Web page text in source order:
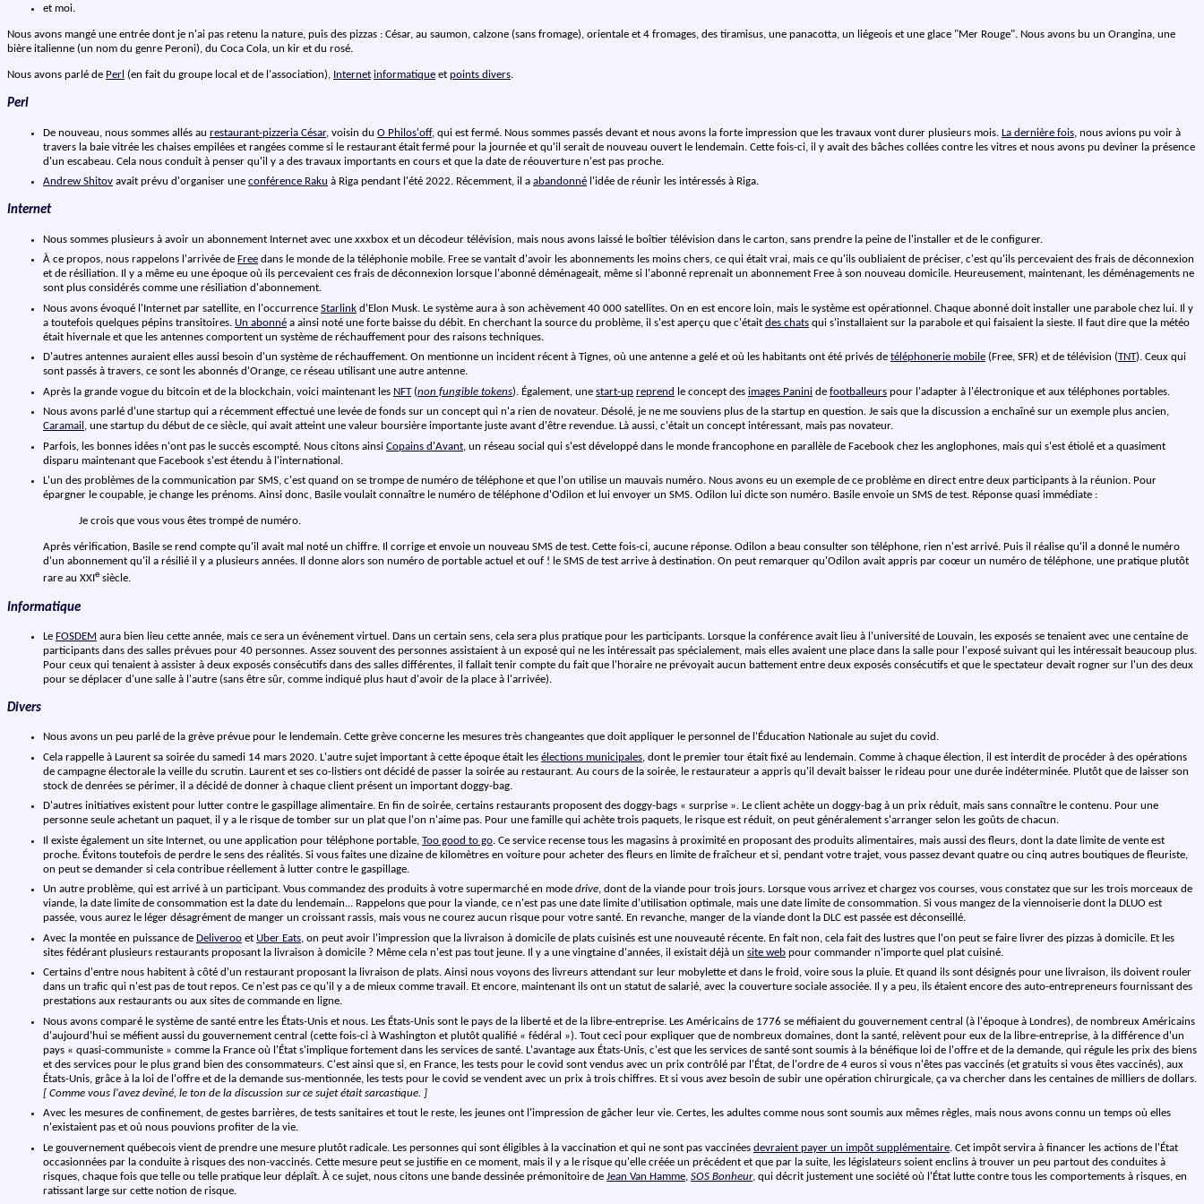
et moi.
Nous avons mangé une entrée dont je n'ai pas retenu la nature, puis des pizzas : César, au saumon, calzone (sans fromage), orientale et 4 fromages, des tiramisus, une panacotta, un liégeois et une glace "Mer Rouge". Nous avons bu un Orangina, une
bière italienne (un nom du genre Peroni), du Coca Cola, un kir et du rosé.
Nous avons parlé de Perl (en fait du groupe local et de l'association), Internet informatique et points divers.
Perl
De nouveau, nous sommes allés au restaurant-pizzeria César, voisin du O Philos'off, qui est fermé. Nous sommes passés devant et nous avons la forte impression que les travaux vont durer plusieurs mois. La dernière fois, nous avions pu voir à
travers la baie vitrée les chaises empilées et rangées comme si le restaurant était fermé pour la journée et qu'il serait de nouveau ouvert le lendemain. Cette fois-ci, il y avait des bâches collées contre les vitres et nous avons pu deviner la présence
d'un escabeau. Cela nous conduit à penser qu'il y a des travaux importants en cours et que la date de réouverture n'est pas proche.
Andrew Shitov avait prévu d'organiser une conférence Raku à Riga pendant l'été 2022. Récemment, il a abandonné l'idée de réunir les intéressés à Riga.
Internet
Nous sommes plusieurs à avoir un abonnement Internet avec une xxxbox et un décodeur télévision, mais nous avons laissé le boîtier télévision dans le carton, sans prendre la peine de l'installer et de le configurer.
À ce propos, nous rappelons l'arrivée de Free dans le monde de la téléphonie mobile. Free se vantait d'avoir les abonnements les moins chers, ce qui était vrai, mais ce qu'ils oubliaient de préciser, c'est qu'ils percevaient des frais de déconnexion
et de résiliation. Il y a même eu une époque où ils percevaient ces frais de déconnexion lorsque l'abonné déménageait, même si l'abonné reprenait un abonnement Free à son nouveau domicile. Heureusement, maintenant, les déménagements ne
sont plus considérés comme une résiliation d'abonnement.
Nous avons évoqué l'Internet par satellite, en l'occurrence Starlink d'Elon Musk. Le système aura à son achèvement 40 000 satellites. On en est encore loin, mais le système est opérationnel. Chaque abonné doit installer une parabole chez lui. Il y
a toutefois quelques pépins transitoires. Un abonné a ainsi noté une forte baisse du débit. En cherchant la source du problème, il s'est aperçu que c'était des chats qui s'installaient sur la parabole et qui faisaient la sieste. Il faut dire que la météo
était hivernale et que les antennes comportent un système de réchauffement pour des raisons techniques.
D'autres antennes auraient elles aussi besoin d'un système de réchauffement. On mentionne un incident récent à Tignes, où une antenne a gelé et où les habitants ont été privés de téléphonerie mobile (Free, SFR) et de télévision (TNT). Ceux qui
sont passés à travers, ce sont les abonnés d'Orange, ce réseau utilisant une autre antenne.
Après la grande vogue du bitcoin et de la blockchain, voici maintenant les NFT(non fungible tokens). Également, une start-up reprend le concept des images Panini de footballeurs pour l'adapter à l'électronique et aux téléphones portables.
Nous avons parlé d'une startup qui a récemment effectué une levée de fonds sur un concept qui n'a rien de novateur. Désolé, je ne me souviens plus de la startup en question. Je sais que la discussion a enchaîné sur un exemple plus ancien,
Caramail , une startup du début de ce siècle, qui avait atteint une valeur boursière importante juste avant d'être revendue. Là aussi, c'était un concept intéressant, mais pas novateur.
Parfois, les bonnes idées n'ont pas le succès escompté. Nous citons ainsi Copains d'Avant , un réseau social qui s'est développé dans le monde francophone en parallèle de Facebook chez les anglophones, mais qui s'est étiolé et a quasiment
disparu maintenant que Facebook s'est étendu à l'international.
L'un des problèmes de la communication par SMS, c'est quand on se trompe de numéro de téléphone et que l'on utilise un mauvais numéro. Nous avons eu un exemple de ce problème en direct entre deux participants à la réunion. Pour
épargner le coupable, je change les prénoms. Ainsi donc, Basile voulait connaître le numéro de téléphone d'Odilon et lui envoyer un SMS. Odilon lui dicte son numéro. Basile envoie un SMS de test. Réponse quasi immédiate :
Je crois que vous vous êtes trompé de numéro.
Après vérification, Basile se rend compte qu'il avait mal noté un chiffre. Il corrige et envoie un nouveau SMS de test. Cette fois-ci, aucune réponse. Odilon a beau consulter son téléphone, rien n'est arrivé. Puis il réalise qu'il a donné le numéro
d'un abonnement qu'il a résilié il y a plusieurs années. Il donne alors son numéro de portable actuel et ouf ! le SMS de test arrive à destination. On peut remarquer qu'Odilon avait appris par coœur un numéro de téléphone, une pratique plutôt
rare au XXI e siècle.
Informatique
Le FOSDEM aura bien lieu cette année, mais ce sera un événement virtuel. Dans un certain sens, cela sera plus pratique pour les participants. Lorsque la conférence avait lieu à l'université de Louvain, les exposés se tenaient avec une centaine de
participants dans des salles prévues pour 40 personnes. Assez souvent des personnes assistaient à un exposé qui ne les intéressait pas spécialement, mais elles avaient une place dans la salle pour l'exposé suivant qui les intéressait beaucoup plus.
Pour ceux qui tenaient à assister à deux exposés consécutifs dans des salles différentes, il fallait tenir compte du fait que l'horaire ne prévoyait aucun battement entre deux exposés consécutifs et que le spectateur devait rogner sur l'un des deux
pour se déplacer d'une salle à l'autre (sans être sûr, comme indiqué plus haut d'avoir de la place à l'arrivée).
Divers
Nous avons un peu parlé de la grève prévue pour le lendemain. Cette grève concerne les mesures très changeantes que doit appliquer le personnel de l'Éducation Nationale au sujet du covid.
Cela rappelle à Laurent sa soirée du samedi 14 mars 2020. L'autre sujet important à cette époque était les élections municipales, dont le premier tour était fixé au lendemain. Comme à chaque élection, il est interdit de procéder à des opérations
de campagne électorale la veille du scrutin. Laurent et ses co-listiers ont décidé de passer la soirée au restaurant. Au cours de la soirée, le restaurateur a appris qu'il devait baisser le rideau pour une durée indéterminée. Plutôt que de laisser son
stock de denrées se périmer, il a décidé de donner à chaque client présent un important doggy-bag.
D'autres initiatives existent pour lutter contre le gaspillage alimentaire. En fin de soirée, certains restaurants proposent des doggy-bags « surprise ». Le client achète un doggy-bag à un prix réduit, mais sans connaître le contenu. Pour une
personne seule achetant un paquet, il y a le risque de tomber sur un plat que l'on n'aime pas. Pour une famille qui achète trois paquets, le risque est réduit, on peut généralement s'arranger selon les goûts de chacun.
Il existe également un site Internet, ou une application pour téléphone portable, Too good to go. Ce service recense tous les magasins à proximité en proposant des produits alimentaires, mais aussi des fleurs, dont la date limite de vente est
proche. Évitons toutefois de perdre le sens des réalités. Si vous faites une dizaine de kilomètres en voiture pour acheter des fleurs en limite de fraîcheur et si, pendant votre trajet, vous passez devant quatre ou cinq autres boutiques de fleuriste,
on peut se demander si cela contribue réellement à lutter contre le gaspillage.
Un autre problème, qui est arrivé à un participant. Vous commandez des produits à votre supermarché en mode drive, dont de la viande pour trois jours. Lorsque vous arrivez et chargez vos courses, vous constatez que sur les trois morceaux de
viande, la date limite de consommation est la date du lendemain... Rappelons que pour la viande, ce n'est pas une date limite d'utilisation optimale, mais une date limite de consommation. Si vous mangez de la viennoiserie dont la DLUO est
passée, vous aurez le léger désagrément de manger un croissant rassis, mais vous ne courez aucun risque pour votre santé. En revanche, manger de la viande dont la DLC est passée est déconseillé.
Avec la montée en puissance de Deliveroo et Uber Eats, on peut avoir l'impression que la livraison à domicile de plats cuisinés est une nouveauté récente. En fait non, cela fait des lustres que l'on peut se faire livrer des pizzas à domicile. Et les
sites fédérant plusieurs restaurants proposant la livraison à domicile ? Même cela n'est pas tout jeune. Il y a une vingtaine d'années, il existait déjà un site web pour commander n'importe quel plat cuisiné.
Certains d'entre nous habitent à côté d'un restaurant proposant la livraison de plats. Ainsi nous voyons des livreurs attendant sur leur mobylette et dans le froid, voire sous la pluie. Et quand ils sont désignés pour une livraison, ils doivent rouler
dans un trafic qui n'est pas de tout repos. Ce n'est pas ce qu'il y a de mieux comme travail. Et encore, maintenant ils ont un statut de salarié, avec la couverture sociale associée. Il y a peu, ils étaient encore des auto-entrepreneurs fournissant des
prestations aux restaurants ou aux sites de commande en ligne.
Nous avons comparé le système de santé entre les États-Unis et nous. Les États-Unis sont le pays de la liberté et de la libre-entreprise. Les Américains de 1776 se méfiaient du gouvernement central (à l'époque à Londres), de nombreux Américains
d'aujourd'hui se méfient aussi du gouvernement central (cette fois-ci à Washington et plutôt qualifié « fédéral »). Tout ceci pour expliquer que de nombreux domaines, dont la santé, relèvent pour eux de la libre-entreprise, à la différence d'un
pays « quasi-communiste » comme la France où l'État s'implique fortement dans les services de santé. L'avantage aux États-Unis, c'est que les services de santé sont soumis à la bénéfique loi de l'offre et de la demande, qui régule les prix des biens
et des services pour le plus grand bien des consommateurs. C'est ainsi que si, en France, les tests pour le covid sont vendus avec un prix contrôlé par l'État, de l'ordre de 4 euros si vous n'êtes pas vaccinés (et gratuits si vous êtes vaccinés), aux
États-Unis, grâce à la loi de l'offre et de la demande sus-mentionnée, les tests pour le covid se vendent avec un prix à trois chiffres. Et si vous avez besoin de subir une opération chirurgicale, ça va chercher dans les centaines de milliers de dollars.
[ Comme vous l'avez deviné, le ton de la discussion sur ce sujet était sarcastique. ]
Avec les mesures de confinement, de gestes barrières, de tests sanitaires et tout le reste, les jeunes ont l'impression de gâcher leur vie. Certes, les adultes comme nous sont soumis aux mêmes règles, mais nous avons connu un temps où elles
n'existaient pas et où nous pouvions profiter de la vie.
Le gouvernement québecois vient de prendre une mesure plutôt radicale. Les personnes qui sont éligibles à la vaccination et qui ne sont pas vaccinées devraient payer un impôt supplémentaire. Cet impôt servira à financer les actions de l'État
occasionnées par la conduite à risques des non-vaccinés. Cette mesure peut se justifie en ce moment, mais il y a le risque qu'elle créée un précédent et que par la suite, les législateurs soient enclins à trouver un peu partout des conduites à
risques, chaque fois que telle ou telle pratique leur déplaît. À ce sujet, nous citons une bande dessinée prémonitoire de Jean Van Hamme, SOS Bonheur, qui décrit justement une société où l'État lutte contre tous les comportements à risques, en
ratissant large sur cette notion de risque.